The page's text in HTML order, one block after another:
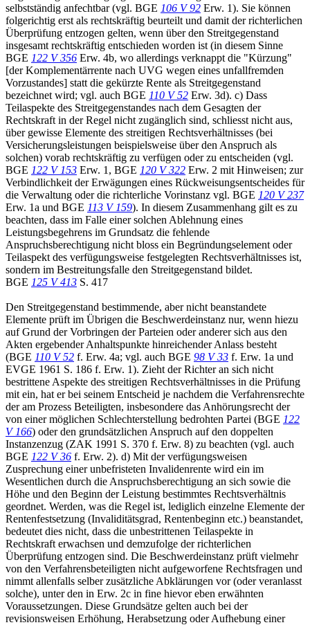
selbstständig anfechtbar (vgl. BGE 106 V 92 Erw. 1). Sie können
folgerichtig erst als rechtskräftig beurteilt und damit der richterlichen
Überprüfung entzogen gelten, wenn über den Streitgegenstand
insgesamt rechtskräftig entschieden worden ist (in diesem Sinne
BGE 122 V 356 Erw. 4b, wo allerdings verknappt die "Kürzung"
[der Komplementärrente nach UVG wegen eines unfallfremden
Vorzustandes] statt die gekürzte Rente als Streitgegenstand
bezeichnet wird; vgl. auch BGE 110 V 52 Erw. 3d). c) Dass
Teilaspekte des Streitgegenstandes nach dem Gesagten der
Rechtskraft in der Regel nicht zugänglich sind, schliesst nicht aus,
über gewisse Elemente des streitigen Rechtsverhältnisses (bei
Versicherungsleistungen beispielsweise über den Anspruch als
solchen) vorab rechtskräftig zu verfügen oder zu entscheiden (vgl.
BGE 122 V 153 Erw. 1, BGE 120 V 322 Erw. 2 mit Hinweisen; zur
Verbindlichkeit der Erwägungen eines Rückweisungsentscheides für
die Verwaltung oder die richterliche Vorinstanz vgl. BGE 120 V 237
Erw. 1a und BGE 113 V 159). In diesem Zusammenhang gilt es zu
beachten, dass im Falle einer solchen Ablehnung eines
Leistungsbegehrens im Grundsatz die fehlende
Anspruchsberechtigung nicht bloss ein Begründungselement oder
Teilaspekt des verfügungsweise festgelegten Rechtsverhältnisses ist,
sondern im Bestreitungsfalle den Streitgegenstand bildet.
BGE 125 V 413 S. 417
Den Streitgegenstand bestimmende, aber nicht beanstandete
Elemente prüft im Übrigen die Beschwerdeinstanz nur, wenn hiezu
auf Grund der Vorbringen der Parteien oder anderer sich aus den
Akten ergebender Anhaltspunkte hinreichender Anlass besteht
(BGE 110 V 52 f. Erw. 4a; vgl. auch BGE 98 V 33 f. Erw. 1a und
EVGE 1961 S. 186 f. Erw. 1). Zieht der Richter an sich nicht
bestrittene Aspekte des streitigen Rechtsverhältnisses in die Prüfung
mit ein, hat er bei seinem Entscheid je nachdem die Verfahrensrechte
der am Prozess Beteiligten, insbesondere das Anhörungsrecht der
von einer möglichen Schlechterstellung bedrohten Partei (BGE 122
V 166) oder den grundsätzlichen Anspruch auf den doppelten
Instanzenzug (ZAK 1991 S. 370 f. Erw. 8) zu beachten (vgl. auch
BGE 122 V 36 f. Erw. 2). d) Mit der verfügungsweisen
Zusprechung einer unbefristeten Invalidenrente wird ein im
Wesentlichen durch die Anspruchsberechtigung an sich sowie die
Höhe und den Beginn der Leistung bestimmtes Rechtsverhältnis
geordnet. Werden, was die Regel ist, lediglich einzelne Elemente der
Rentenfestsetzung (Invaliditätsgrad, Rentenbeginn etc.) beanstandet,
bedeutet dies nicht, dass die unbestrittenen Teilaspekte in
Rechtskraft erwachsen und demzufolge der richterlichen
Überprüfung entzogen sind. Die Beschwerdeinstanz prüft vielmehr
von den Verfahrensbeteiligten nicht aufgeworfene Rechtsfragen und
nimmt allenfalls selber zusätzliche Abklärungen vor (oder veranlasst
solche), unter den in Erw. 2c in fine hievor eben erwähnten
Voraussetzungen. Diese Grundsätze gelten auch bei der
revisionsweisen Erhöhung, Herabsetzung oder Aufhebung einer